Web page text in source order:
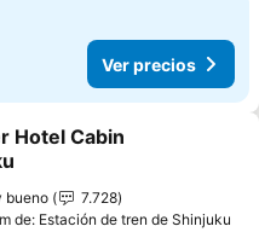
Ver precios
a favoritos
Hotel Cabin
bueno
7.728
de: Estación de tren de Shinjuku